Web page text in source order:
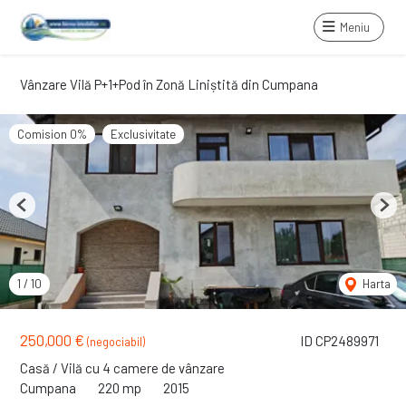
Meniu
Vânzare Vilă P+1+Pod în Zonă Liniștită din Cumpana
ID CP2489971
250,000 € (negociabil)
Casă / Vilă cu 4 camere de vânzare
Cumpana
220 mp 2015
Comision 0% Exclusivitate
1 / 10 Harta
Previous Next